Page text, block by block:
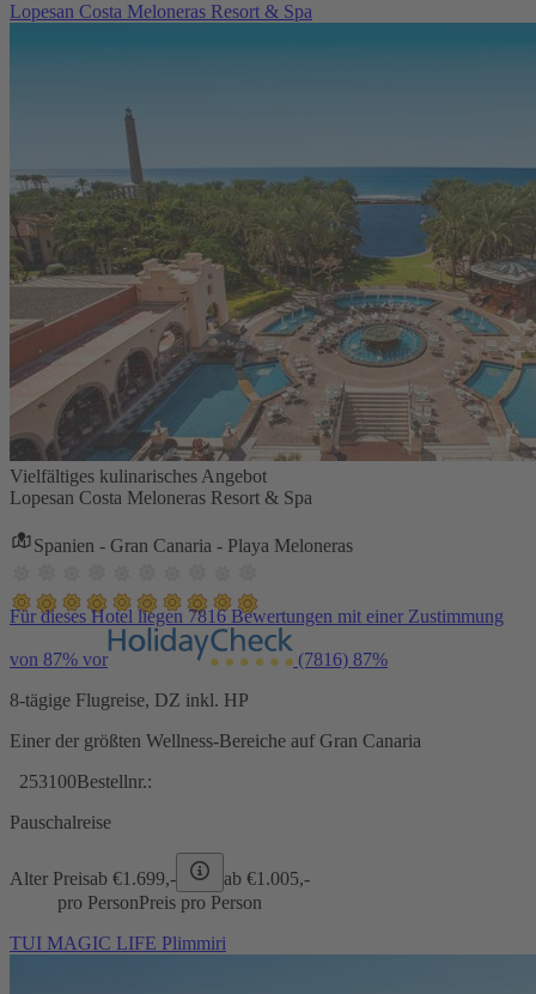
Lopesan Costa Meloneras Resort & Spa
Vielfältiges kulinarisches Angebot
Lopesan Costa Meloneras Resort & Spa
Spanien - Gran Canaria - Playa Meloneras
Für dieses Hotel liegen 7816 Bewertungen mit einer Zustimmung
von 87% vor (7816) 87%
8-tägige Flugreise, DZ inkl. HP
Einer der größten Wellness-Bereiche auf Gran Canaria
253100Bestellnr.:
Pauschalreise
Alter Preisab €1.699,- ab €1.005,-
pro PersonPreis pro Person
TUI MAGIC LIFE Plimmiri